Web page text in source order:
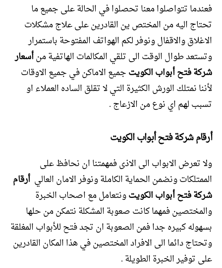
فعندما تتواصلوا معنا تحصلوا في الحالة على جميع ما
تحتاج اليه من المختص ين القادرين على علاج مشكلات
الاغلاق والاقفال ونوفر لكم الهواتف المفتوحة باستمرار
وتستعد طوال الوقت الى تلقي المكالمات الهاتفية منأسعار
شركة فتح أبواب الكويتجميع الاماكن في جميع الاوقات
لأننا نمتلك الورش الكثيرة التي لا تقلق الساده العملاء او
تسبب لهم اي نوع من الازعاج .
أرقام شركة فتح أبواب الكويت
ولا تعرض الابواب الى الاذى فمهمتنا ان نحافظ على
الممتلكات ونضمن الحماية الكاملة ونوفر الامان العالي أرقام
شركة فتح أبواب الكويتونتعامل مع اصحاب الخبرة
والمختصين فمهما كانت صعوبة المشكلة نتمكن من حلها
بسهوله كبيره جدا فمن الصعوبة ان تجد فتح للأبواب المغلقة
وتحتاج دائما الى الافراد المختصين في هذا المكان القادرين
على توفير الخبرة الطويلة .